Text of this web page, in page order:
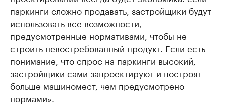
паркинги сложно продавать, застройщики будут
использовать все возможности,
предусмотренные нормативами, чтобы не
строить невостребованный продукт. Если есть
понимание, что спрос на паркинги высокий,
застройщики сами запроектируют и построят
больше машиномест, чем предусмотрено
нормами».